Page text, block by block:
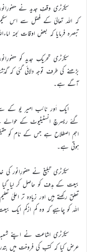
سیکرٹری وقفِ جدید نے
کہ اللہ تعالیٰ کے فضل سے اس
تبصرہ فرمایا کہ بعض اوقات لجنہ
سیکرٹری تحریکِ جدید کو
بڑھنے کی طرف توجہ دلائی گئی کہ
آگے ہے۔
ایک اَور نائب امیر یو کے
گئے ریسرچ انسٹیٹیوٹ کے حوالے
اہم اصطلاح ہے جس کے نام کو
ہوتی ہے۔
سیکرٹری تبلیغ نے حضورِانور
بیعت کے ہدف کو حاصل کر لیا گیا
تعلق رکھتے ہیں اور زیادہ تر اعلیٰ
اللہ کو چاہیے کہ وہ کم ازکم ایک
سیکرٹری اشاعت نے اپنے